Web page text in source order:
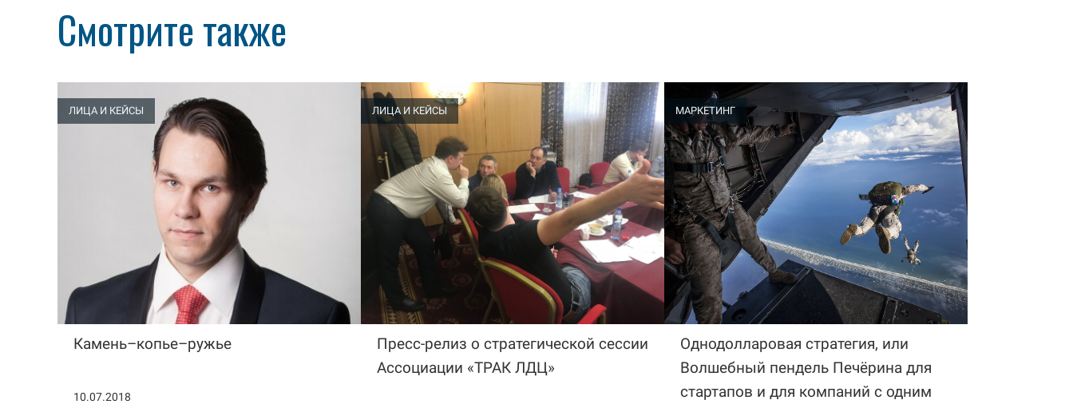
Смотрите также
ЛИЦА И КЕЙСЫ
Камень–копье–ружье
10.07.2018
ЛИЦА И КЕЙСЫ
Пресс-релиз о стратегической сессии
Ассоциации «ТРАК ЛДЦ»
МАРКЕТИНГ
Однодолларовая стратегия, или
Волшебный пендель Печёрина для
стартапов и для компаний с одним